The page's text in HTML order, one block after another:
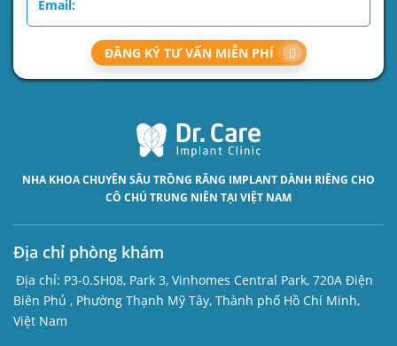
ĐĂNG KÝ TƯ VẤN MIỄN PHÍ
NHA KHOA CHUYÊN SÂU TRỒNG RĂNG IMPLANT DÀNH RIÊNG CHO
CÔ CHÚ TRUNG NIÊN TẠI VIỆT NAM
Địa chỉ phòng khám
Địa chỉ: P3-0.SH08, Park 3, Vinhomes Central Park, 720A Điện
Biên Phủ , Phường Thạnh Mỹ Tây, Thành phố Hồ Chí Minh,
Việt Nam